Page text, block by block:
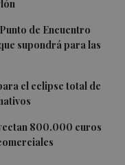
de Encuentro
supondrá para las
el eclipse total de
800.000 euros